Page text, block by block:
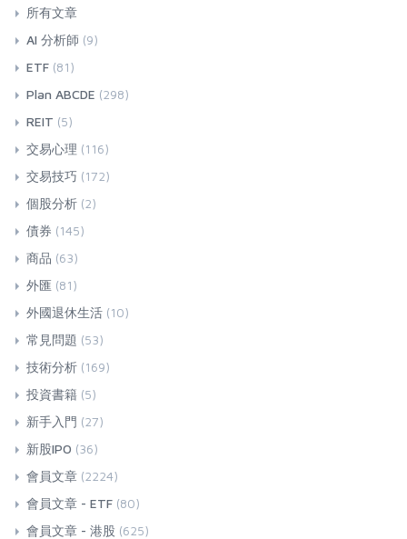
所有文章
AI 分析師 (9)
ETF (81)
Plan ABCDE (298)
REIT (5)
交易心理 (116)
交易技巧 (172)
個股分析 (2)
債券 (145)
商品 (63)
外匯 (81)
外國退休生活 (10)
常見問題 (53)
技術分析 (169)
投資書籍 (5)
新手入門 (27)
新股IPO (36)
會員文章 (2224)
會員文章 - ETF (80)
會員文章 - 港股 (625)